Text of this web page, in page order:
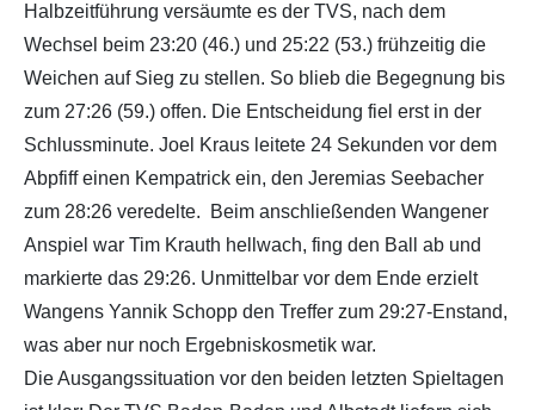
Halbzeitführung versäumte es der TVS, nach dem
Wechsel beim 23:20 (46.) und 25:22 (53.) frühzeitig die
Weichen auf Sieg zu stellen. So blieb die Begegnung bis
zum 27:26 (59.) offen. Die Entscheidung fiel erst in der
Schlussminute. Joel Kraus leitete 24 Sekunden vor dem
Abpfiff einen Kempatrick ein, den Jeremias Seebacher
zum 28:26 veredelte. Beim anschließenden Wangener
Anspiel war Tim Krauth hellwach, fing den Ball ab und
markierte das 29:26. Unmittelbar vor dem Ende erzielt
Wangens Yannik Schopp den Treffer zum 29:27-Enstand,
was aber nur noch Ergebniskosmetik war.
Die Ausgangssituation vor den beiden letzten Spieltagen